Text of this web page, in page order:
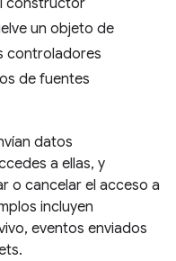
constructor
un objeto de
controladores
de fuentes
datos
a ellas, y
o cancelar el acceso a
incluyen
eventos enviados